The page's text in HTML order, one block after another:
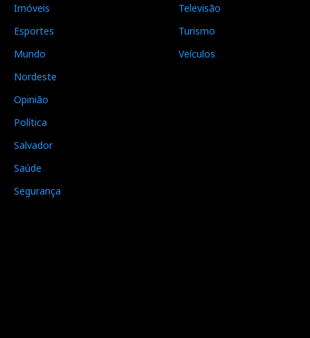
Imóveis
Esportes
Mundo
Nordeste
Opinião
Política
Salvador
Saúde
Segurança
Televisão
Turismo
Veículos